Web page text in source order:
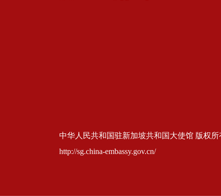
中华人民共和国驻新加坡共和国大使馆 版权所
http://sg.china-embassy.gov.cn/